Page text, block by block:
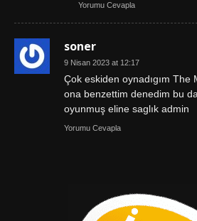
Yorumu Cevapla
soner
9 Nisan 2023 at 12:17
Çok eskiden oynadıgım The
ona benzettim denedim bu
oyunmuş eline saglık admin
Yorumu Cevapla